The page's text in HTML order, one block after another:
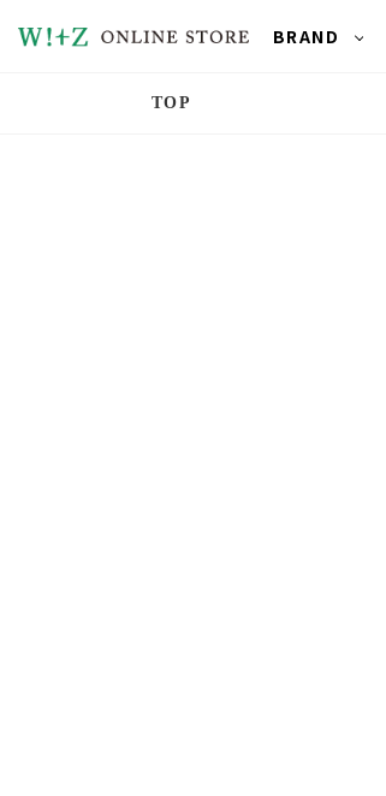
BRAND
TOP